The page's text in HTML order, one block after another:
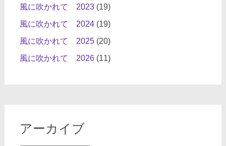
風に吹かれて 2023(19)
風に吹かれて 2024(19)
風に吹かれて 2025(20)
風に吹かれて 2026(11)
アーカイブ